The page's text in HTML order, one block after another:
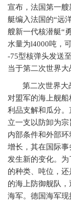
宣布，法国第一
艇编入法国的“远
艘新一代核潜艇“
水量为l4000吨，
-75型核弹头发送至
当于第二次世界
第二次世界大
对盟军的海上舰
利品支解和瓜分。
立一支以防卸为
内部条件和外部
增长，其在国际
发生新的变化。
的种类、吨位，
的海上防御舰队
海军。德国海军现